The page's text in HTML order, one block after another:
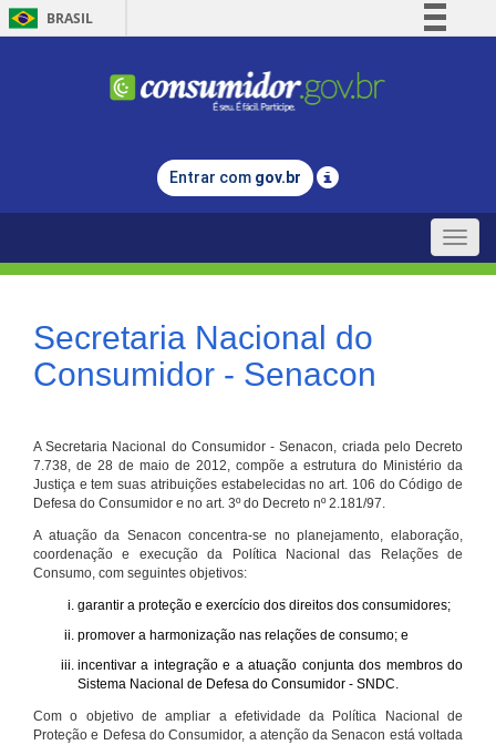
BRASIL
Comunica BR
Legislação
Entrar com gov.br
Toggle
Secretaria Nacional do
Consumidor - Senacon
A Secretaria Nacional do Consumidor - Senacon, criada pelo Decreto
7.738, de 28 de maio de 2012, compõe a estrutura do Ministério da
Justiça e tem suas atribuições estabelecidas no art. 106 do Código de
Defesa do Consumidor e no art. 3º do Decreto nº 2.181/97.
A atuação da Senacon concentra-se no planejamento, elaboração,
coordenação e execução da Política Nacional das Relações de
Consumo, com seguintes objetivos:
garantir a proteção e exercício dos direitos dos consumidores;
promover a harmonização nas relações de consumo; e
incentivar a integração e a atuação conjunta dos membros do
Sistema Nacional de Defesa do Consumidor - SNDC.
Com o objetivo de ampliar a efetividade da Política Nacional de
Proteção e Defesa do Consumidor, a atenção da Senacon está voltada